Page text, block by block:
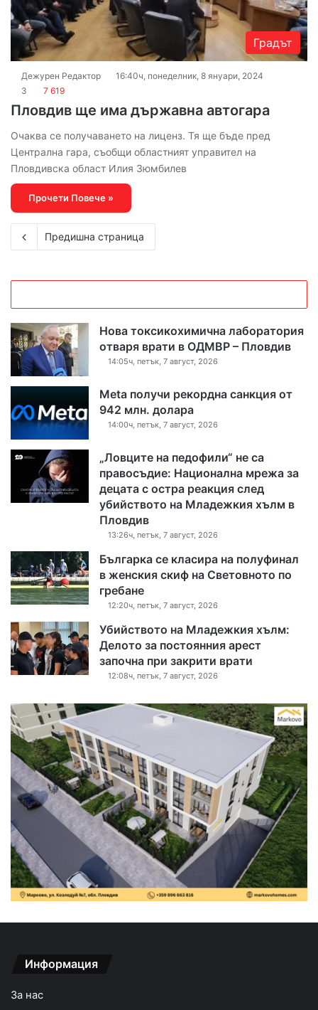
Градът
Дежурен Редактор
16:40ч, понеделник, 8 януари, 2024
3
7 619
Пловдив ще има държавна автогара
Очаква се получаването на лиценз. Тя ще бъде пред
Централна гара, съобщи областният управител на
Пловдивска област Илия Зюмбилев
Прочети Повече »
Предишна страница
Нова токсикохимична лаборатория
отваря врати в ОДМВР – Пловдив
14:05ч, петък, 7 август, 2026
Meta получи рекордна санкция от
942 млн. долара
14:00ч, петък, 7 август, 2026
„Ловците на педофили“ не са
правосъдие: Национална мрежа за
децата с остра реакция след
убийството на Младежкия хълм в
Пловдив
13:26ч, петък, 7 август, 2026
Българка се класира на полуфинал
в женския скиф на Световното по
гребане
12:20ч, петък, 7 август, 2026
Убийството на Младежкия хълм:
Делото за постоянния арест
започна при закрити врати
12:08ч, петък, 7 август, 2026
Информация
За нас